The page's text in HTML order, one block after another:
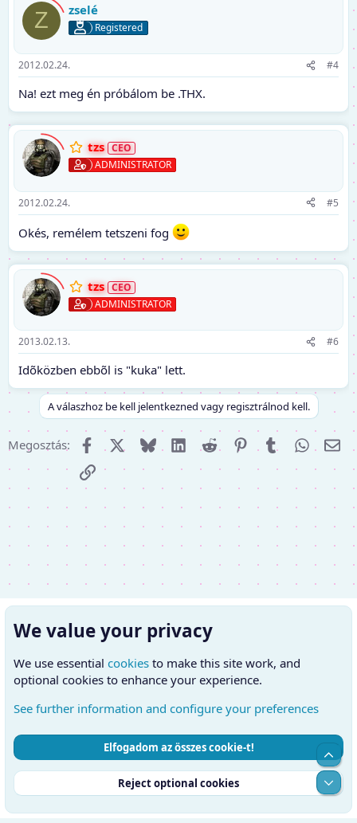
Z zselé
Registered
2012.02.24. #4
Na! ezt meg én próbálom be .THX.
tzs
ADMINISTRATOR
2012.02.24. #5
Okés, remélem tetszeni fog
tzs
ADMINISTRATOR
2013.02.13. #6
Idõközben ebbõl is "kuka" lett.
A válaszhoz be kell jelentkezned vagy regisztrálnod kell.
Megosztás: FacebookX (Twitter)
Bluesky LinkedInReddit PinterestTumblr
E-
Link
Hungarian (HU)
Kapcsolatfelvétel
Feltételek és szabályok
Adatvédelmi szabályzat
Súgó
Kezdőlap
RSS
We value your privacy
We use essential cookies to make this site work, and
optional cookies to enhance your experience.
See further information and configure your preferences
Elfogadom az összes cookie-t!
Reject optional cookies
Top
Alul